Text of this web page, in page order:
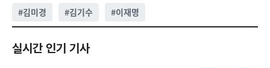
#김미경 #김기수 #이재명
실시간 인기 기사